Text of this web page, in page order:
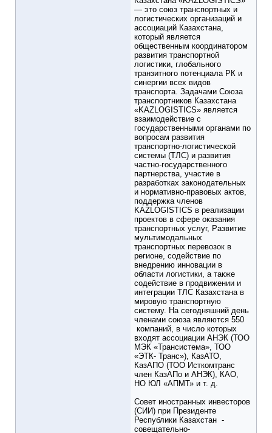
— это союз транспортных и
логистических организаций и
ассоциаций Казахстана,
который является
общественным координатором
развития транспортной
логистики, глобального
транзитного потенциала РК и
синергии всех видов
транспорта. Задачами Союза
транспортников Казахстана
«KAZLOGISTICS» является
взаимодействие с
государственными органами по
вопросам развития
транспортно-логистической
системы (ТЛС) и развития
частно-государственного
партнерства, участие в
разработках законодательных
и нормативно-правовых актов,
поддержка членов
KAZLOGISTICS в реализации
проектов в сфере оказания
транспортных услуг, Развитие
мультимодальных
транспортных перевозок в
регионе, содействие по
внедрению инновации в
области логистики, а также
содействие в продвижении и
интеграции ТЛС Казахстана в
мировую транспортную
систему. На сегодняшний день
членами союза являются 550
компаний, в число которых
входят ассоциации АНЭК (ТОО
МЭК «Трансистема», ТОО
«ЭТК- Транс»), КазАТО,
КазАПО (ТОО Исткомтранс
член КазАПо и АНЭК), КАО,
НО ЮЛ «АПМТ» и т. д.
Совет иностранных инвесторов
(СИИ) при Президенте
Республики Казахстан -
совещательно-